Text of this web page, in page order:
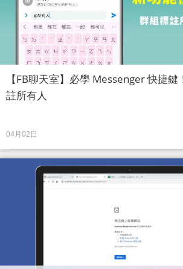
【FB聊天室】必學 Messenger 快捷
註所有人
04月02日